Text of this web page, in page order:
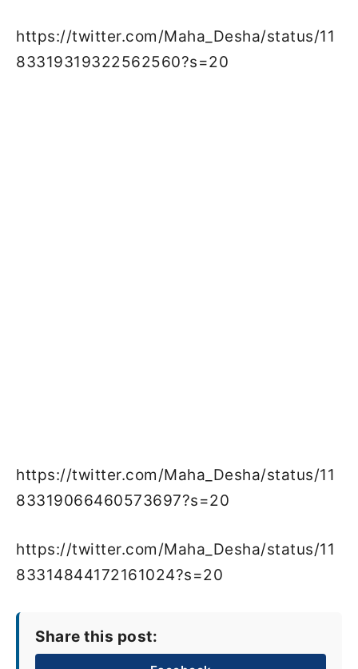
https://twitter.com/Maha_Desha/status/11
83319319322562560?s=20
https://twitter.com/Maha_Desha/status/11
83319066460573697?s=20
https://twitter.com/Maha_Desha/status/11
83314844172161024?s=20
Share this post: